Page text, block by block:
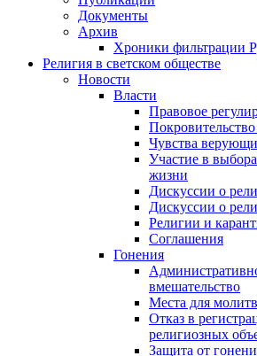
Документы
Архив
Хроники фильтрации
Религия в светском обществе
Новости
Власти
Правовое
Покровительство
Чувства
Участие в
жизни
Дискуссии о
Дискуссии о
Религии и
Соглашения
Гонения
вмешательство
Места для
Отказ в
религиозных
Защита от